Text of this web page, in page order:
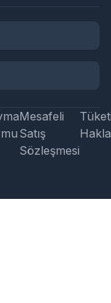
Mesafeli
Satış
Sözleşmesi